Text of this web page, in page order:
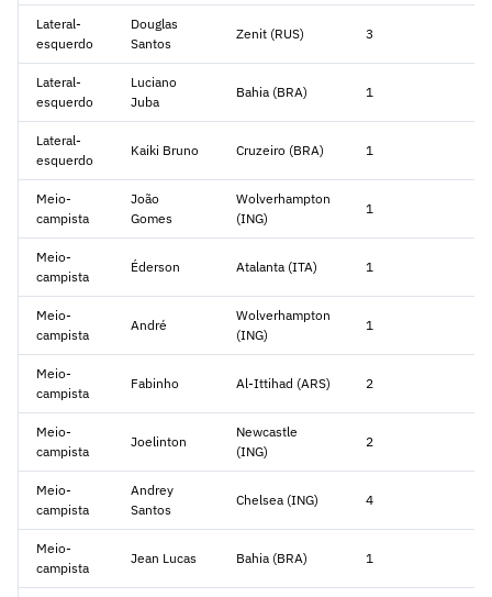
Lateral-
esquerdo
Douglas
Santos
Zenit (RUS) 3
Lateral-
esquerdo
Luciano
Juba
Bahia (BRA) 1
Lateral-
esquerdo
Kaiki Bruno Cruzeiro (BRA) 1
Meio-
campista
João
Gomes
Wolverhampton
(ING)
1
Meio-
campista
Éderson Atalanta (ITA) 1
Meio-
campista
André
Wolverhampton
(ING)
1
Meio-
campista
Fabinho Al-Ittihad (ARS) 2
Meio-
campista
Joelinton
Newcastle
(ING)
2
Meio-
campista
Andrey
Santos
Chelsea (ING) 4
Meio-
campista
Jean Lucas Bahia (BRA) 1